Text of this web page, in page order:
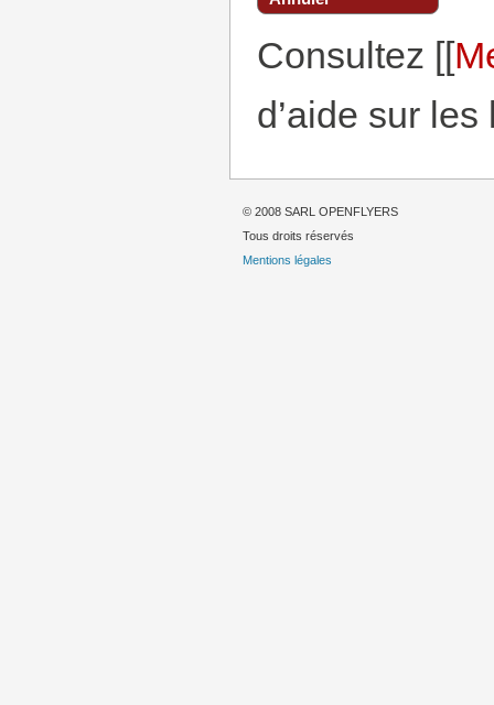
Consultez [[
d’aide sur
© 2008 SARL OPENFLYERS
Tous droits réservés
Mentions légales